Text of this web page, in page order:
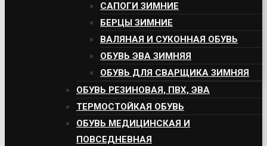
САПОГИ ЗИМНИЕ
БЕРЦЫ ЗИМНИЕ
ВАЛЯНАЯ И СУКОННАЯ ОБУВЬ
ОБУВЬ ЭВА ЗИМНЯЯ
ОБУВЬ ДЛЯ СВАРЩИКА ЗИМНЯЯ
ОБУВЬ РЕЗИНОВАЯ, ПВХ, ЭВА
ТЕРМОСТОЙКАЯ ОБУВЬ
ОБУВЬ МЕДИЦИНСКАЯ И
ПОВСЕДНЕВНАЯ